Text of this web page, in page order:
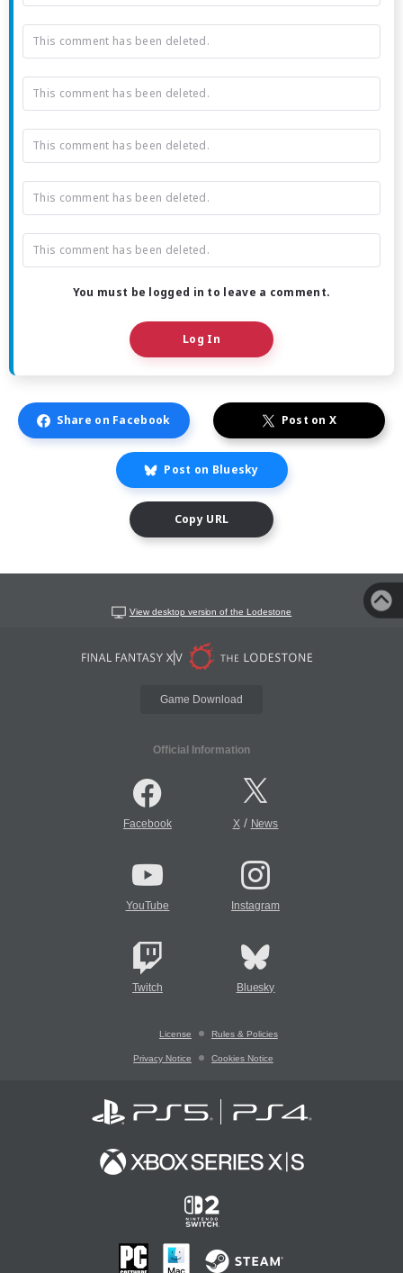
This comment has been deleted.
This comment has been deleted.
This comment has been deleted.
This comment has been deleted.
This comment has been deleted.
You must be logged in to leave a comment.
Log In
Share on Facebook Post on X
Post on Bluesky
Copy URL
View desktop version of the Lodestone
Game Download
Official Information
Facebook X/ News
YouTube Instagram
Twitch Bluesky
License Rules & Policies
Privacy Notice Cookies Notice